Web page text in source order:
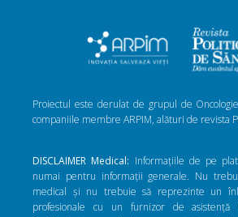
Proiectul este derulat de grupul de
companiile membre ARPIM, alături de revista
DISCLAIMER Medical: Informațiile de pe
numai pentru informații generale. Nu
medical și nu trebuie să reprezinte un
profesionale cu un furnizor de asistență